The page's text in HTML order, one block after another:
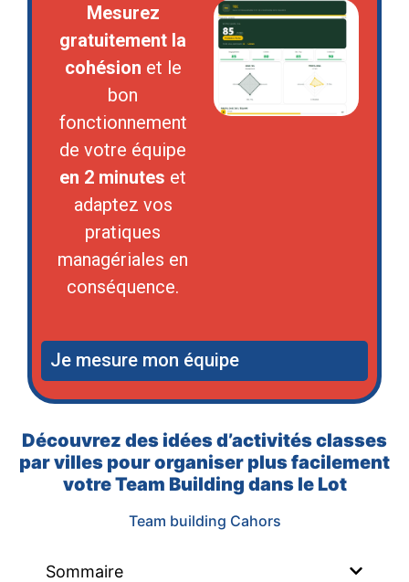
Mesurez
gratuitement la
cohésion et le
bon
fonctionnement
de votre équipe
en 2 minutes et
adaptez vos
pratiques
managériales en
conséquence.
Je mesure mon équipe
Découvrez des idées d’activités classes
par villes pour organiser plus facilement
votre Team Building dans le Lot
Team building Cahors
Sommaire